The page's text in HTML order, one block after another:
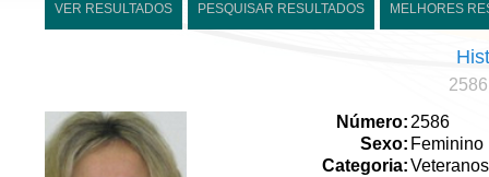
VER RESULTADOS PESQUISAR RESULTADOS MELHORES
Número: 2586
Sexo: Feminino
Categoria:Veteranos